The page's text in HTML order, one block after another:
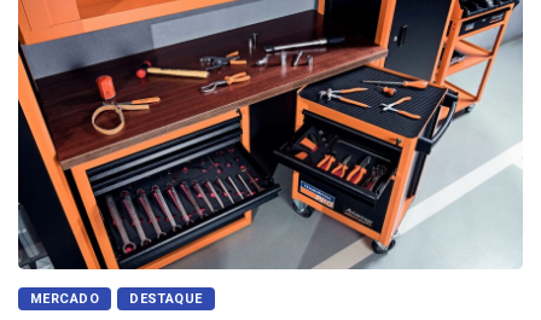
MERCADO DESTAQUE